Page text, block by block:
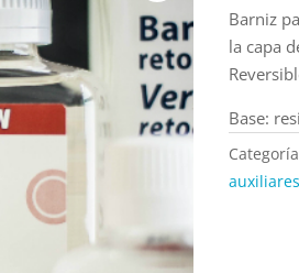
Barniz
la capa
Base:
auxiliares